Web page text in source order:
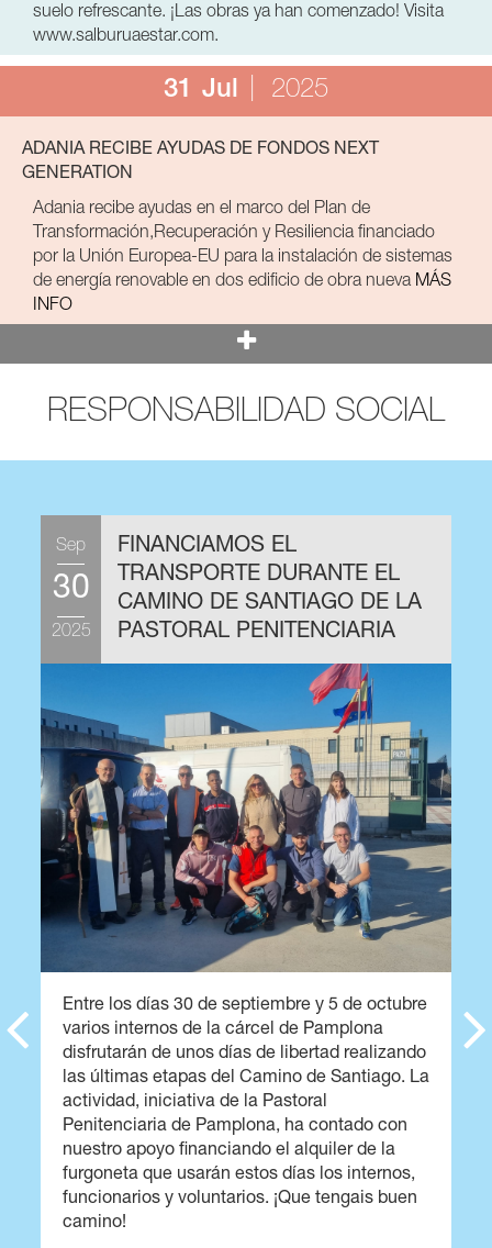
suelo refrescante. ¡Las obras ya han comenzado! Visita
www.salburuaestar.com.
31 Jul 2025
ADANIA RECIBE AYUDAS DE FONDOS NEXT
GENERATION
Adania recibe ayudas en el marco del Plan de
Transformación,Recuperación y Resiliencia financiado
por la Unión Europea-EU para la instalación de sistemas
de energía renovable en dos edificio de obra nueva MÁS
INFO
RESPONSABILIDAD SOCIAL
Sep
30
2025
FINANCIAMOS EL
TRANSPORTE DURANTE EL
CAMINO DE SANTIAGO DE LA
PASTORAL PENITENCIARIA
Entre los días 30 de septiembre y 5 de octubre
varios internos de la cárcel de Pamplona
disfrutarán de unos días de libertad realizando
las últimas etapas del Camino de Santiago. La
actividad, iniciativa de la Pastoral
Penitenciaria de Pamplona, ha contado con
nuestro apoyo financiando el alquiler de la
furgoneta que usarán estos días los internos,
funcionarios y voluntarios. ¡Que tengais buen
camino!